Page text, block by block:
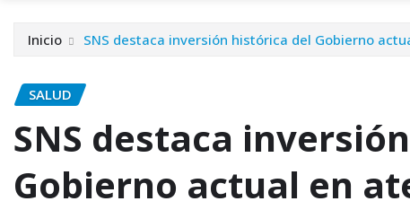
Inicio SNS destaca inversión histórica del Gobierno
SALUD
SNS destaca
Gobierno actual en